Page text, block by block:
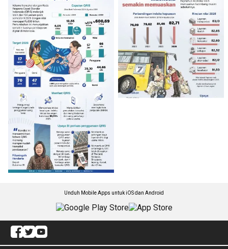
Unduh Mobile Apps untuk iOS dan Android